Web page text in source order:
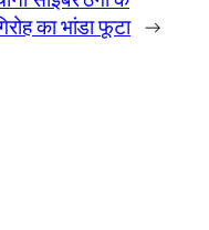
का भांडा फूटा →